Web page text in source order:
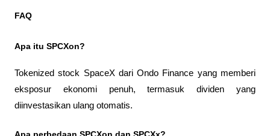
FAQ
Apa itu SPCXon?
Tokenized stock SpaceX dari Ondo Finance yang memberi
eksposur ekonomi penuh, termasuk dividen yang
diinvestasikan ulang otomatis.